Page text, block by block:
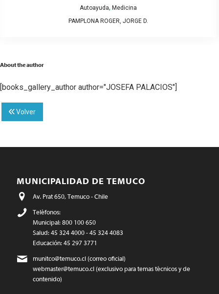
Autoayuda, Medicina
PAMPLONA ROGER, JORGE D.
About the author
[books_gallery_author author="JOSEFA PALACIOS"]
Volver
MUNICIPALIDAD DE TEMUCO
Av. Prat 650, Temuco - Chile
Teléfonos:
Municipal: 800 100 650
Salud: 45 324 4000 - 45 324 4083
Educación: 45 297 3771
munitco@temuco.cl(correo oficial)
webmaster@temuco.cl(exclusivo para temas técnicos y de
contenido)